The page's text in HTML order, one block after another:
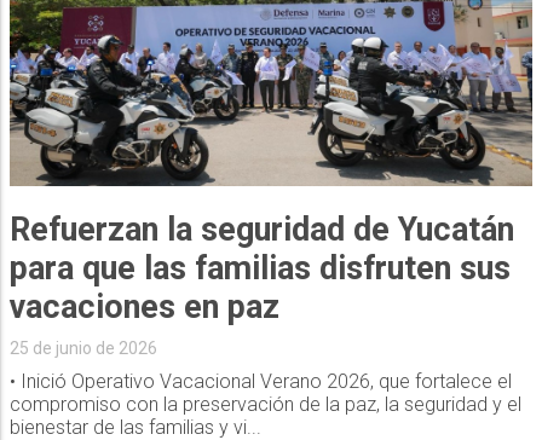
Refuerzan la seguridad de Yucatán
para que las familias disfruten sus
vacaciones en paz
25 de junio de 2026
• Inició Operativo Vacacional Verano 2026, que fortalece el
compromiso con la preservación de la paz, la seguridad y el
bienestar de las familias y vi...